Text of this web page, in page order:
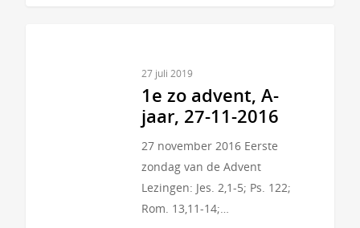
27 juli 2019
1e zo advent, A-
jaar, 27-11-2016
27 november 2016 Eerste
zondag van de Advent
Lezingen: Jes. 2,1-5; Ps. 122;
Rom. 13,11-14;…